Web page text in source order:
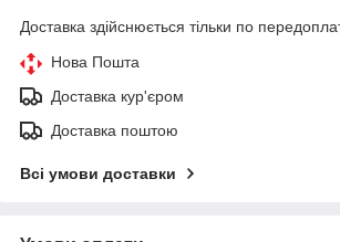
Доставка здійснюється тільки по
Нова Пошта
Доставка кур'єром
Доставка поштою
Всі умови доставки